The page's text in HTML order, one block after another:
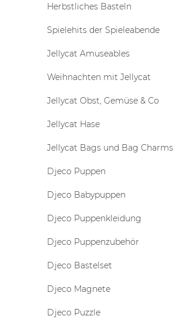
Herbstliches Basteln
Spielehits der Spieleabende
Jellycat Amuseables
Weihnachten mit Jellycat
Jellycat Obst, Gemüse & Co
Jellycat Hase
Jellycat Bags und Bag Charms
Djeco Puppen
Djeco Babypuppen
Djeco Puppenkleidung
Djeco Puppenzubehör
Djeco Bastelset
Djeco Magnete
Djeco Puzzle